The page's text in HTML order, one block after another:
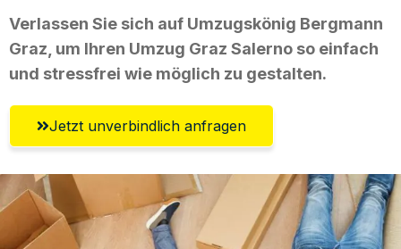
Verlassen Sie sich auf Umzugskönig Bergmann
Graz, um Ihren Umzug Graz Salerno so einfach
und stressfrei wie möglich zu gestalten.
Jetzt unverbindlich anfragen